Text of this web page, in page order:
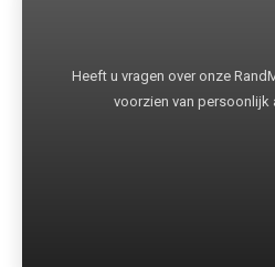
Heeft u vragen over onze
voorzien van persoonlijk